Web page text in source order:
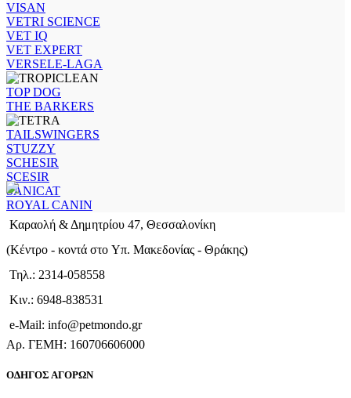
VISAN
VETRI SCIENCE
VET IQ
VET EXPERT
VERSELE-LAGA
TOP DOG
THE BARKERS
TAILSWINGERS
STUZZY
SCHESIR
SCESIR
SANICAT
ROYAL CANIN
Καραολή & Δημητρίου 47, Θεσσαλονίκη
(Kέντρο - κοντά στο Yπ. Μακεδονίας - Θράκης)
Τηλ.: 2314-058558
Κιν.: 6948-838531
e-Mail: info@petmondo.gr
Aρ. ΓΕΜΗ: 160706606000
ΟΔΗΓΟΣ ΑΓΟΡΩΝ